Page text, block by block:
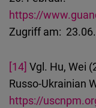
https://
Zugriff am:
[14] Vgl. Hu, Wei
Russo-Ukrainian
https://